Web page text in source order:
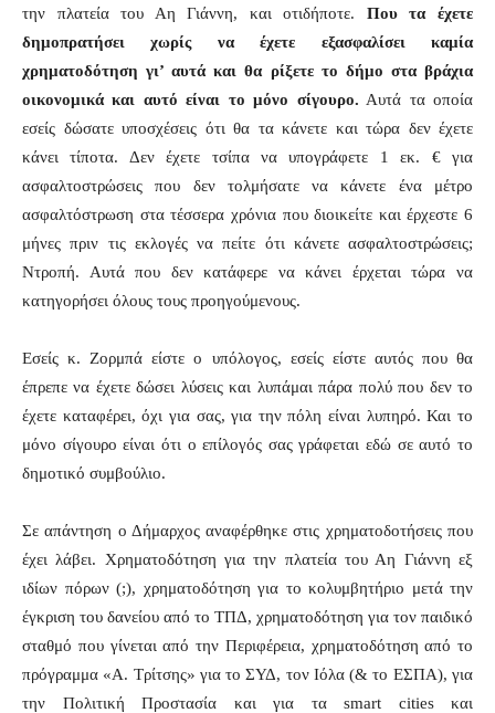
την πλατεία του Αη Γιάννη, και οτιδήποτε. Που τα έχετε
δημοπρατήσει χωρίς να έχετε εξασφαλίσει καμία
χρηματοδότηση γι’ αυτά και θα ρίξετε το δήμο στα βράχια
οικονομικά και αυτό είναι το μόνο σίγουρο. Αυτά τα οποία
εσείς δώσατε υποσχέσεις ότι θα τα κάνετε και τώρα δεν έχετε
κάνει τίποτα. Δεν έχετε τσίπα να υπογράφετε 1 εκ. € για
ασφαλτοστρώσεις που δεν τολμήσατε να κάνετε ένα μέτρο
ασφαλτόστρωση στα τέσσερα χρόνια που διοικείτε και έρχεστε 6
μήνες πριν τις εκλογές να πείτε ότι κάνετε ασφαλτοστρώσεις;
Ντροπή. Αυτά που δεν κατάφερε να κάνει έρχεται τώρα να
κατηγορήσει όλους τους προηγούμενους.
Εσείς κ. Ζορμπά είστε ο υπόλογος, εσείς είστε αυτός που θα
έπρεπε να έχετε δώσει λύσεις και λυπάμαι πάρα πολύ που δεν το
έχετε καταφέρει, όχι για σας, για την πόλη είναι λυπηρό. Και το
μόνο σίγουρο είναι ότι ο επίλογός σας γράφεται εδώ σε αυτό το
δημοτικό συμβούλιο.
Σε απάντηση ο Δήμαρχος αναφέρθηκε στις χρηματοδοτήσεις που
έχει λάβει. Χρηματοδότηση για την πλατεία του Αη Γιάννη εξ
ιδίων πόρων (;), χρηματοδότηση για το κολυμβητήριο μετά την
έγκριση του δανείου από το ΤΠΔ, χρηματοδότηση για τον παιδικό
σταθμό που γίνεται από την Περιφέρεια, χρηματοδότηση από το
πρόγραμμα «Α. Τρίτσης» για το ΣΥΔ, τον Ιόλα (& το ΕΣΠΑ), για
την Πολιτική Προστασία και για τα smart cities και